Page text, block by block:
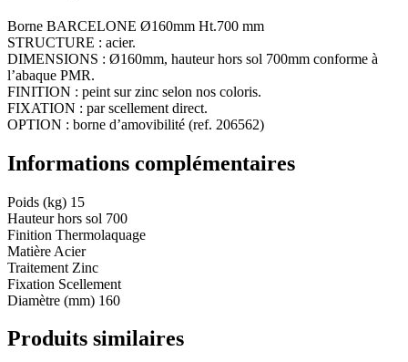
Borne BARCELONE Ø160mm Ht.700 mm
STRUCTURE : acier.
DIMENSIONS : Ø160mm, hauteur hors sol 700mm conforme à
l’abaque PMR.
FINITION : peint sur zinc selon nos coloris.
FIXATION : par scellement direct.
OPTION : borne d’amovibilité (ref. 206562)
Informations complémentaires
Poids (kg) 15
Hauteur hors sol 700
Finition Thermolaquage
Matière Acier
Traitement Zinc
Fixation Scellement
Diamètre (mm) 160
Produits similaires